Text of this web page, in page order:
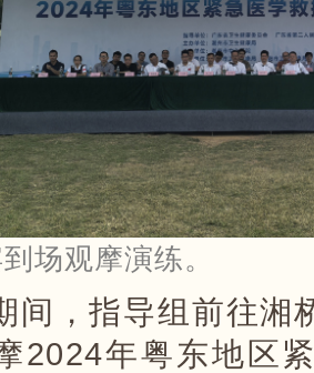
场观摩演练。
间，指导组前往湘
2024年粤东地区